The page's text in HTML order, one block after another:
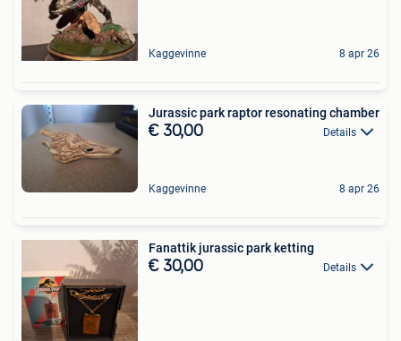
Kaggevinne 8 apr 26
Jurassic park raptor resonating chamber
€ 30,00 Details
Kaggevinne 8 apr 26
Fanattik jurassic park ketting
€ 30,00 Details